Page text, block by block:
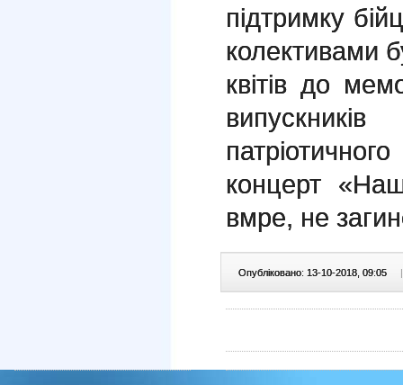
підтримку
колективами
квітів до
концерт
вмре, не
Опубліковано: 13-10-2018, 09:05 |